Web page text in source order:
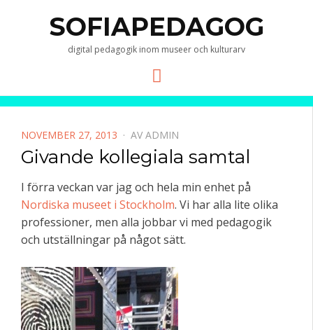
SOFIAPEDAGOG
digital pedagogik inom museer och kulturarv
PUBLICERAD
DEN
NOVEMBER 27, 2013 AV ADMIN
Givande kollegiala samtal
I förra veckan var jag och hela min enhet på
Nordiska museet i Stockholm. Vi har alla lite olika
professioner, men alla jobbar vi med pedagogik
och utställningar på något sätt.